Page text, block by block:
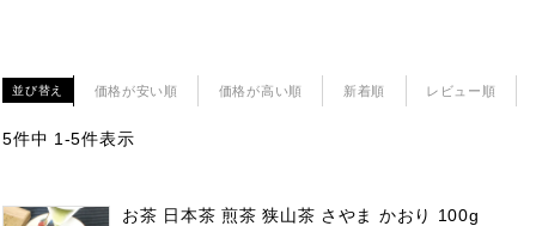
並び替え 価格が安い順 価格が高い順 新着順 レビュー順
5件中 1 -5件表示
お茶 日本茶 煎茶 狭山茶 さやま かおり 100g